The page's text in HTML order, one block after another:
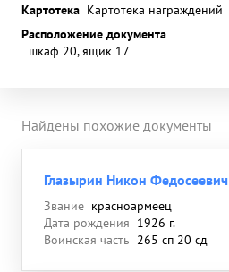
Картотека Картотека награждений
Расположение документа
шкаф 20, ящик 17
Найдены похожие документы
Глазырин Никон Федосеевич
Звание красноармеец
Дата рождения 1926 г.
Воинская часть 265 сп 20 сд